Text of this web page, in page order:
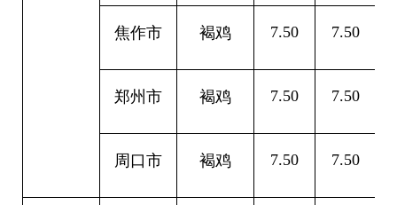
焦作市 褐鸡 7.50 7.50
郑州市 褐鸡 7.50 7.50
周口市 褐鸡 7.50 7.50